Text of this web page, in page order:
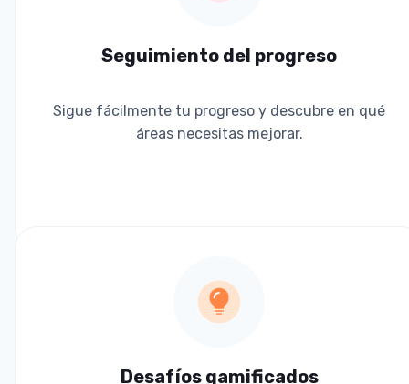
Seguimiento del progreso
Sigue fácilmente tu progreso y descubre en qué
áreas necesitas mejorar.
Desafíos gamificados